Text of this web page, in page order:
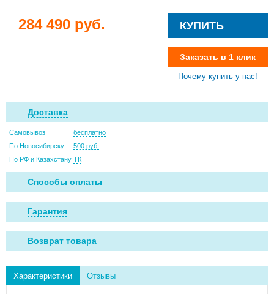
284 490 руб. КУПИТЬ
Заказать в 1 клик
Почему купить у нас!
Доставка
Самовывоз
бесплатно
По Новосибирску
500 руб.
По РФ и Казахстану ТК
Способы оплаты
Гарантия
Возврат товара
Характеристики Отзывы